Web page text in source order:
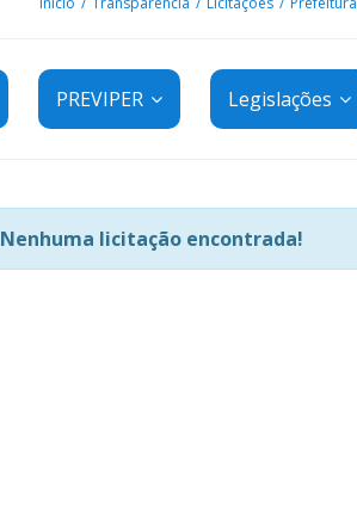
PREVIPER Legislações
Nenhuma licitação encontrada!